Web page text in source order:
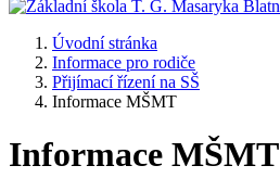
Úvodní stránka
Informace pro rodiče
Přijímací řízení na SŠ
Informace MŠMT
Informace MŠMT